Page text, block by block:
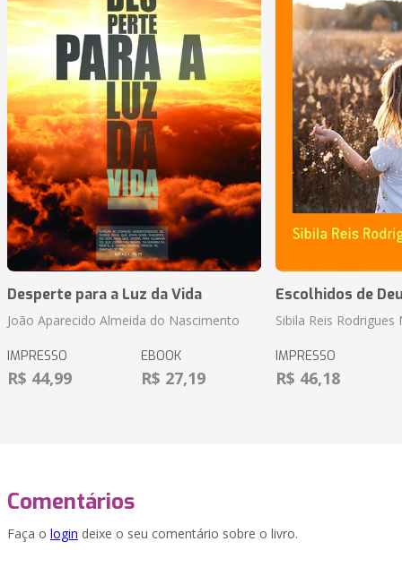
Desperte para a Luz da Vida
João Aparecido Almeida do Nascimento
IMPRESSO
R$ 44,99
EBOOK
R$ 27,19
Escolhidos de
Sibila Reis
IMPRESSO
R$ 46,18
Comentários
Faça o login deixe o seu comentário sobre o livro.